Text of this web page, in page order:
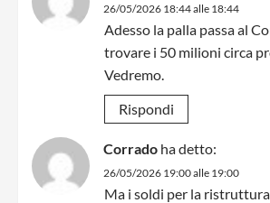
26/05/2026 18:44 alle 18:44
Adesso la palla passa al
trovare i 50 milioni circa
Vedremo.
Rispondi
Corrado ha detto:
26/05/2026 19:00 alle 19:00
Ma i soldi per la